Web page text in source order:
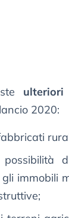
ulteriori
2020:
possibilità
immobili